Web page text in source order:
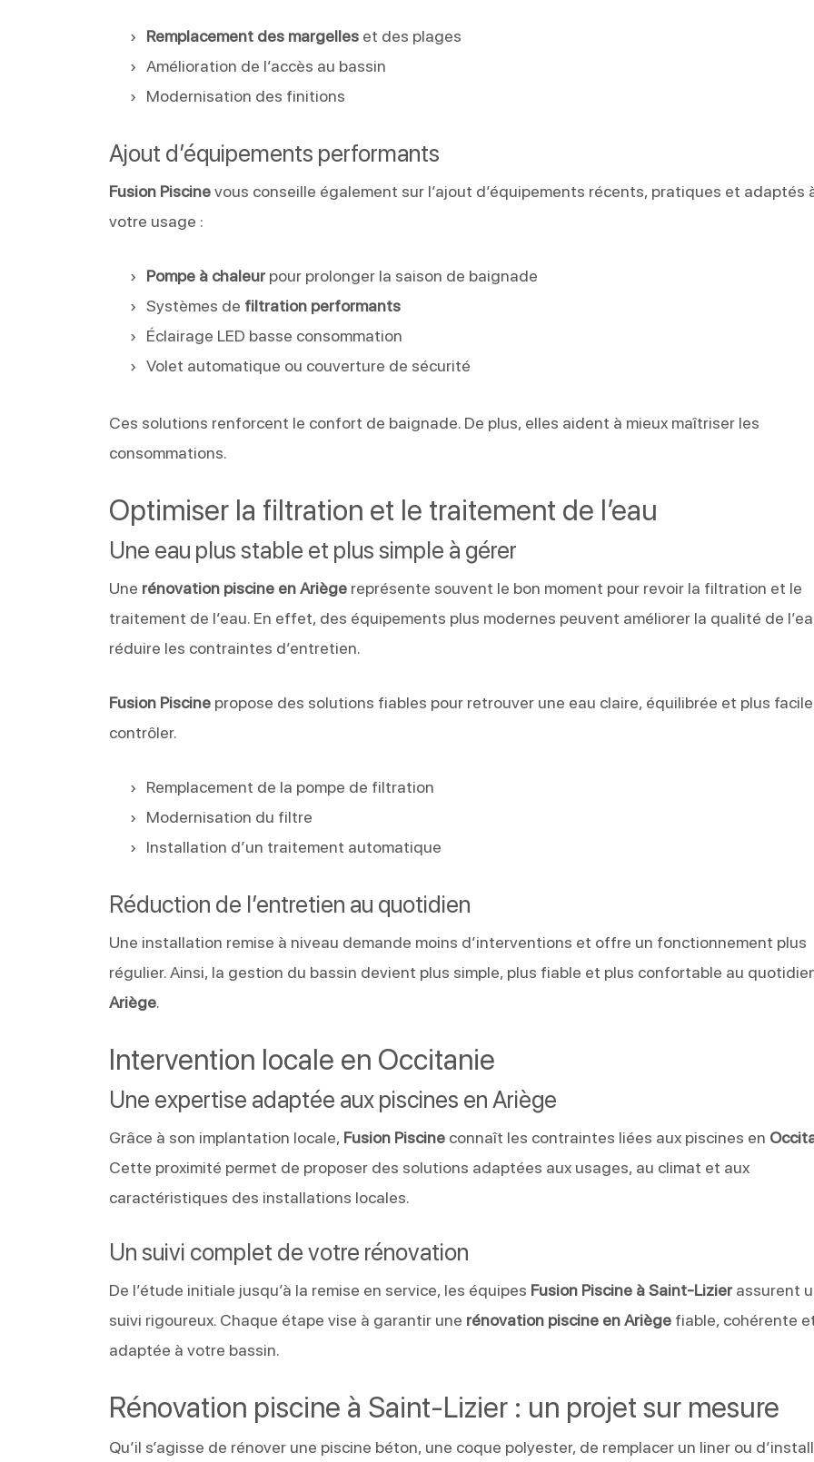
Remplacement des margelles et des plages
Amélioration de l’accès au bassin
Modernisation des finitions
Ajout d’équipements performants
Fusion Piscinevous conseille également sur l’ajout d’équipements récents, pratiques et adaptés
votre usage :
Pompe à chaleur pour prolonger la saison de baignade
Systèmes de filtration performants
Éclairage LED basse consommation
Volet automatique ou couverture de sécurité
Ces solutions renforcent le confort de baignade. De plus, elles aident à mieux maîtriser les
consommations.
Optimiser la filtration et le traitement de l’eau
Une eau plus stable et plus simple à gérer
Une rénovation piscine en Ariège représente souvent le bon moment pour revoir la filtration et le
traitement de l’eau. En effet, des équipements plus modernes peuvent améliorer la qualité de
réduire les contraintes d’entretien.
Fusion Piscine propose des solutions fiables pour retrouver une eau claire, équilibrée et plus
contrôler.
Remplacement de la pompe de filtration
Modernisation du filtre
Installation d’un traitement automatique
Réduction de l’entretien au quotidien
Une installation remise à niveau demande moins d’interventions et offre un fonctionnement plus
régulier. Ainsi, la gestion du bassin devient plus simple, plus fiable et plus confortable au
Ariège.
Intervention locale en Occitanie
Une expertise adaptée aux piscines en Ariège
Grâce à son implantation locale, Fusion Piscine connaît les contraintes liées aux piscines en
Cette proximité permet de proposer des solutions adaptées aux usages, au climat et aux
caractéristiques des installations locales.
Un suivi complet de votre rénovation
De l’étude initiale jusqu’à la remise en service, les équipes Fusion Piscine à Saint-Lizier assurent
suivi rigoureux. Chaque étape vise à garantir une rénovation piscine en Ariège fiable, cohérente
adaptée à votre bassin.
Rénovation piscine à Saint-Lizier : un projet sur mesure
Qu’il s’agisse de rénover une piscine béton, une coque polyester, de remplacer un liner ou